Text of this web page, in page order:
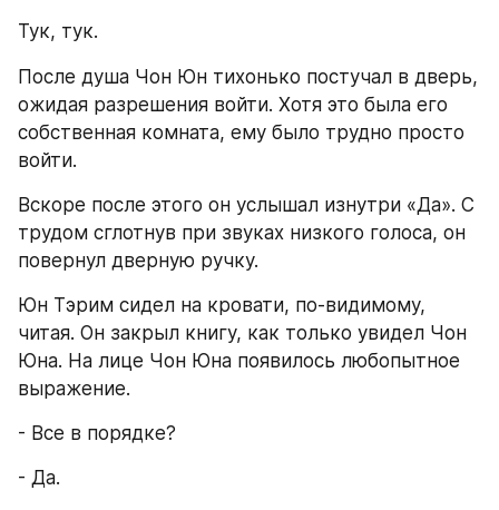
Тук, тук.
После душа Чон Юн тихонько постучал в дверь,
ожидая разрешения войти. Хотя это была его
собственная комната, ему было трудно просто
войти.
Вскоре после этого он услышал изнутри «Да». С
трудом сглотнув при звуках низкого голоса, он
повернул дверную ручку.
Юн Тэрим сидел на кровати, по-видимому,
читая. Он закрыл книгу, как только увидел Чон
Юна. На лице Чон Юна появилось любопытное
выражение.
- Все в порядке?
- Да.